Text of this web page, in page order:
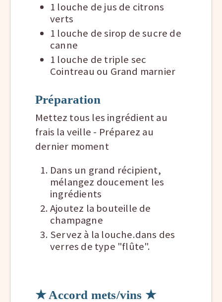
1 louche de jus de citrons
verts
1 louche de sirop de sucre de
canne
1 louche de triple sec
Cointreau ou Grand marnier
Préparation
Mettez tous les ingrédient au
frais la veille - Préparez au
dernier moment
Dans un grand récipient,
mélangez doucement les
ingrédients
Ajoutez la bouteille de
champagne
Servez à la louche.dans des
verres de type "flûte".
★ Accord mets/vins ★